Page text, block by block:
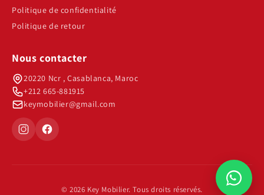
Politique de confidentialité
Politique de retour
Nous contacter
20220 Ncr , Casablanca, Maroc
+212 665-881915
keymobilier@gmail.com
© 2026 Key Mobilier. Tous droits réservés.